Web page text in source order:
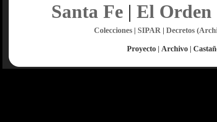
Santa Fe| El Orden
Colecciones| SIPAR | Decretos
Proyecto | Archivo |